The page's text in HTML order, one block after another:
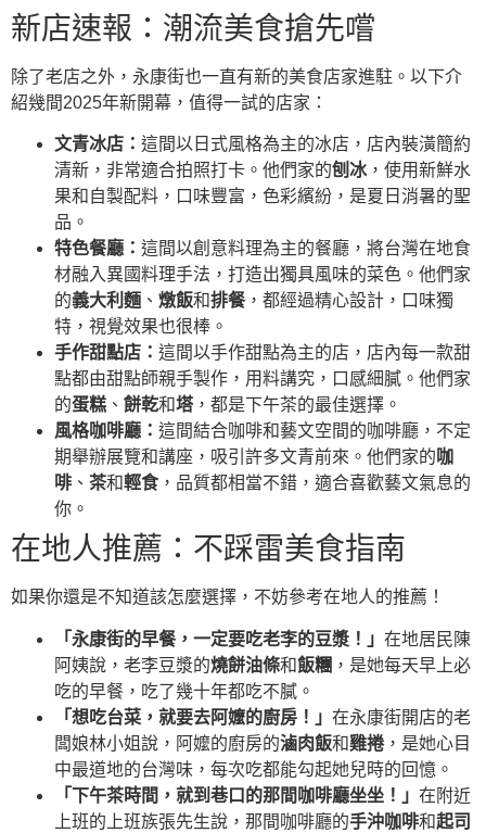
新店速報：潮流美食搶先嚐
除了老店之外，永康街也一直有新的美食店家進駐。以下介
紹幾間2025年新開幕，值得一試的店家：
文青冰店： 這間以日式風格為主的冰店，店內裝潢簡約
清新，非常適合拍照打卡。他們家的刨冰，使用新鮮水
果和自製配料，口味豐富，色彩繽紛，是夏日消暑的聖
品。
特色餐廳： 這間以創意料理為主的餐廳，將台灣在地食
材融入異國料理手法，打造出獨具風味的菜色。他們家
的義大利麵 、 燉飯和排餐，都經過精心設計，口味獨
特，視覺效果也很棒。
手作甜點店： 這間以手作甜點為主的店，店內每一款甜
點都由甜點師親手製作，用料講究，口感細膩。他們家
的蛋糕 、 餅乾和塔 ，都是下午茶的最佳選擇。
風格咖啡廳： 這間結合咖啡和藝文空間的咖啡廳，不定
期舉辦展覽和講座，吸引許多文青前來。他們家的咖
啡 、 茶和輕食，品質都相當不錯，適合喜歡藝文氣息的
你。
在地人推薦：不踩雷美食指南
如果你還是不知道該怎麼選擇，不妨參考在地人的推薦！
「永康街的早餐，一定要吃老李的豆漿！」 在地居民陳
阿姨說，老李豆漿的燒餅油條和飯糰 ，是她每天早上必
吃的早餐，吃了幾十年都吃不膩。
「想吃台菜，就要去阿嬤的廚房！」 在永康街開店的老
闆娘林小姐說，阿嬤的廚房的滷肉飯和雞捲，是她心目
中最道地的台灣味，每次吃都能勾起她兒時的回憶。
「下午茶時間，就到巷口的那間咖啡廳坐坐！」 在附近
上班的上班族張先生說，那間咖啡廳的手沖咖啡和起司